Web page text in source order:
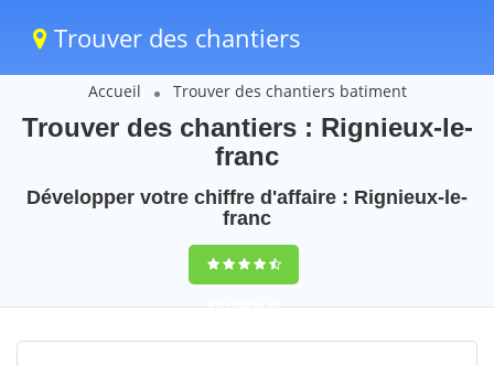
Trouver des chantiers
Accueil Trouver des chantiers batiment
Trouver des chantiers : Rignieux-le-
franc
Développer votre chiffre d'affaire : Rignieux-le-
franc
9,5(100%)50
votes